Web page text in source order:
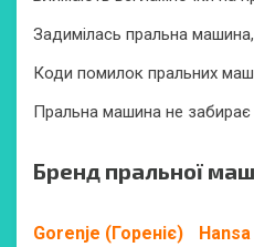
Задимілась пральна
Коди помилок пральних
Пральна машина не забирає
Бренд пральної
Gorenje (Гореніє)